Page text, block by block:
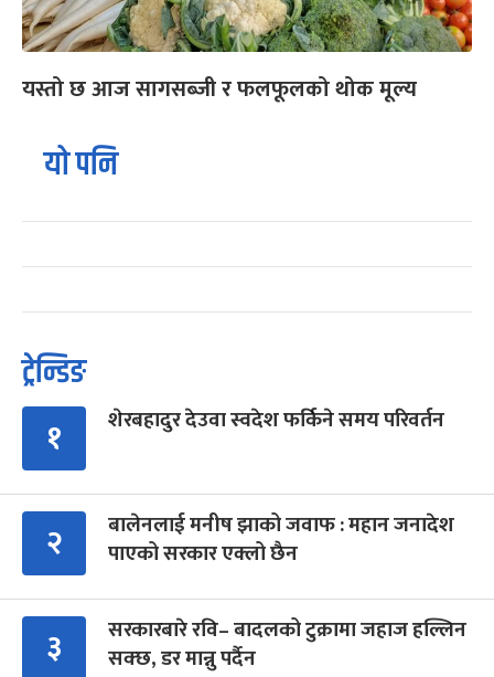
यस्तो छ आज सागसब्जी र फलफूलको थोक मूल्य
यो पनि
ट्रेन्डिङ
१ शेरबहादुर देउवा स्वदेश फर्किने समय परिवर्तन
२
बालेनलाई मनीष झाको जवाफ : महान जनादेश
पाएको सरकार एक्लो छैन
३
सरकारबारे रवि– बादलको टुक्रामा जहाज हल्लिन
सक्छ, डर मान्नु पर्दैन